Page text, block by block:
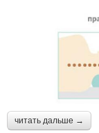
читать дальше →